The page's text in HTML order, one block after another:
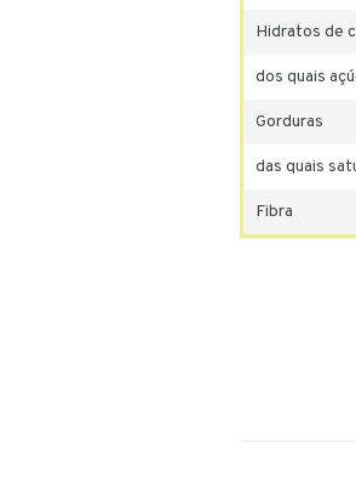
Hidratos de
dos quais
Gorduras
das quais
Fibra